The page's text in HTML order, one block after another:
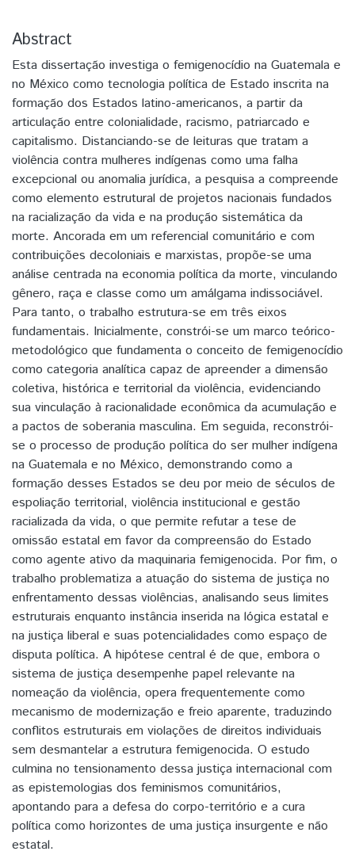
Abstract
Esta dissertação investiga o femigenocídio na Guatemala e
no México como tecnologia política de Estado inscrita na
formação dos Estados latino-americanos, a partir da
articulação entre colonialidade, racismo, patriarcado e
capitalismo. Distanciando-se de leituras que tratam a
violência contra mulheres indígenas como uma falha
excepcional ou anomalia jurídica, a pesquisa a compreende
como elemento estrutural de projetos nacionais fundados
na racialização da vida e na produção sistemática da
morte. Ancorada em um referencial comunitário e com
contribuições decoloniais e marxistas, propõe-se uma
análise centrada na economia política da morte, vinculando
gênero, raça e classe como um amálgama indissociável.
Para tanto, o trabalho estrutura-se em três eixos
fundamentais. Inicialmente, constrói-se um marco teórico-
metodológico que fundamenta o conceito de femigenocídio
como categoria analítica capaz de apreender a dimensão
coletiva, histórica e territorial da violência, evidenciando
sua vinculação à racionalidade econômica da acumulação e
a pactos de soberania masculina. Em seguida, reconstrói-
se o processo de produção política do ser mulher indígena
na Guatemala e no México, demonstrando como a
formação desses Estados se deu por meio de séculos de
espoliação territorial, violência institucional e gestão
racializada da vida, o que permite refutar a tese de
omissão estatal em favor da compreensão do Estado
como agente ativo da maquinaria femigenocida. Por fim, o
trabalho problematiza a atuação do sistema de justiça no
enfrentamento dessas violências, analisando seus limites
estruturais enquanto instância inserida na lógica estatal e
na justiça liberal e suas potencialidades como espaço de
disputa política. A hipótese central é de que, embora o
sistema de justiça desempenhe papel relevante na
nomeação da violência, opera frequentemente como
mecanismo de modernização e freio aparente, traduzindo
conflitos estruturais em violações de direitos individuais
sem desmantelar a estrutura femigenocida. O estudo
culmina no tensionamento dessa justiça internacional com
as epistemologias dos feminismos comunitários,
apontando para a defesa do corpo-território e a cura
política como horizontes de uma justiça insurgente e não
estatal.